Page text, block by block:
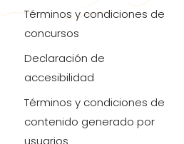
Términos y condiciones de
concursos
Declaración de
accesibilidad
Términos y condiciones de
contenido generado por
usuarios